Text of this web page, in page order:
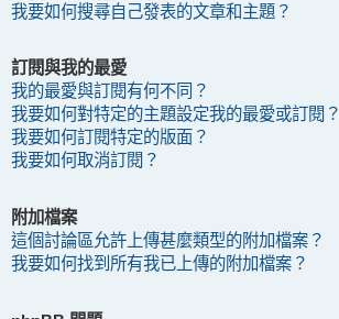
我要如何搜尋自己發表的文章和主題？
訂閱與我的最愛
我的最愛與訂閱有何不同？
我要如何對特定的主題設定我的最愛或訂閱？
我要如何訂閱特定的版面？
我要如何取消訂閱？
附加檔案
這個討論區允許上傳甚麼類型的附加檔案？
我要如何找到所有我已上傳的附加檔案？